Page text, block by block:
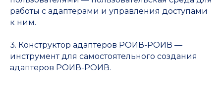
работы с адаптерами и управления доступами
к ним.
3. Конструктор адаптеров РОИВ-РОИВ —
инструмент для самостоятельного создания
адаптеров РОИВ-РОИВ.